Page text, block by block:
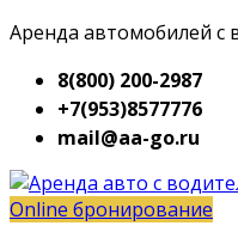
Аренда автомобилей с
8(800) 200-2987
+7(953)8577776
mail@aa-go.ru
Online бронирование